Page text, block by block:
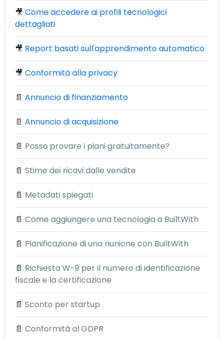
🎥 Come accedere ai profili tecnologici
dettagliati
🎥 Report basati sull'apprendimento automatico
🎥 Conformità alla privacy
📄 Annuncio di finanziamento
📄 Annuncio di acquisizione
📄 Posso provare i piani gratuitamente?
📄 Stime dei ricavi dalle vendite
📄 Metadati spiegati
📄 Come aggiungere una tecnologia a BuiltWith
📄 Pianificazione di una riunione con BuiltWith
📄 Richiesta W-9 per il numero di identificazione
fiscale e la certificazione
📄 Sconto per startup
📄 Conformità al GDPR